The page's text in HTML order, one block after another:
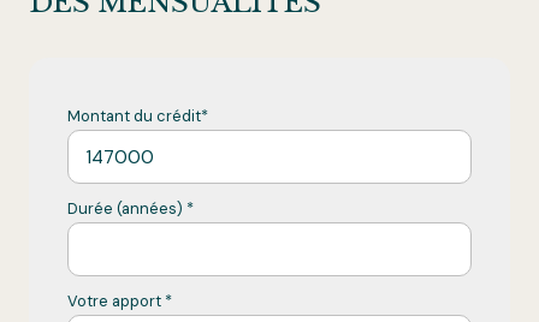
Montant du crédit*
Durée (années) *
Votre apport *